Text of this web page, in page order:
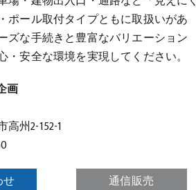
ポール取付タイプともに取扱いがあ
ズな手続きと豊富なバリエーション
安全な環境を実現してください。
画
州2-152-1
せ
通信販売